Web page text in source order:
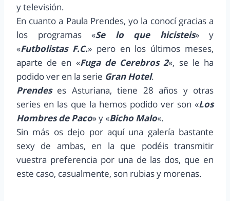
y televisión.
En cuanto a Paula Prendes, yo la conocí gracias a
los programas «Se lo que hicisteis» y
«Futbolistas F.C.» pero en los últimos meses,
aparte de en «Fuga de Cerebros 2«, se le ha
podido ver en la serie Gran Hotel.
Prendeses Asturiana, tiene 28 años y otras
series en las que la hemos podido ver son «Los
Hombres de Paco» y «Bicho Malo«.
Sin más os dejo por aquí una galería bastante
sexy de ambas, en la que podéis transmitir
vuestra preferencia por una de las dos, que en
este caso, casualmente, son rubias y morenas.